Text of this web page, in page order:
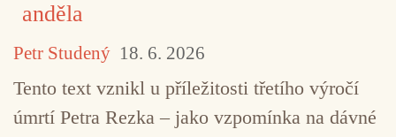
anděla
Petr Studený 18. 6. 2026
Tento text vznikl u příležitosti třetího výročí
úmrtí Petra Rezka – jako vzpomínka na dávné